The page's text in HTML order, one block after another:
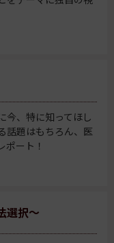
今、特に知ってほし
話題はもちろん、医
ート！
選択～